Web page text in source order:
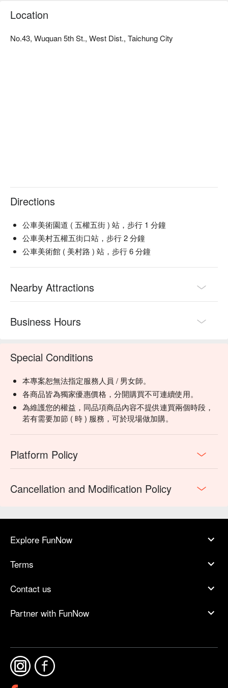
Location
No.43, Wuquan 5th St., West Dist., Taichung City
Directions
公車美術園道 ( 五權五街 ) 站，步行 1 分鐘
公車美村五權五街口站，步行 2 分鐘
公車美術館 ( 美村路 ) 站，步行 6 分鐘
Nearby Attractions
Business Hours
Special Conditions
本專案恕無法指定服務人員 / 男女師。
各商品皆為獨家優惠價格，分開購買不可連續使用。
為維護您的權益，同品項商品內容不提供連買兩個時段，
若有需要加節 ( 時 ) 服務，可於現場做加購。
Platform Policy
Cancellation and Modification Policy
Explore FunNow
Terms
Contact us
Partner with FunNow